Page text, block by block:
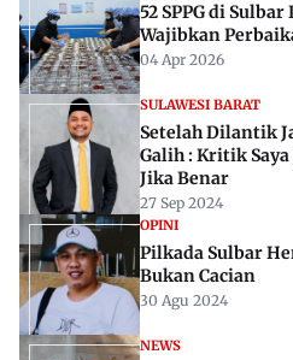
52 SPPG di
Wajibkan
04 Apr 2026
SULAWESI BARAT
Setelah Dilantik
Galih : Kritik Saya
Jika Benar
27 Sep 2024
OPINI
Pilkada Sulbar
Bukan Cacian
30 Agu 2024
NEWS